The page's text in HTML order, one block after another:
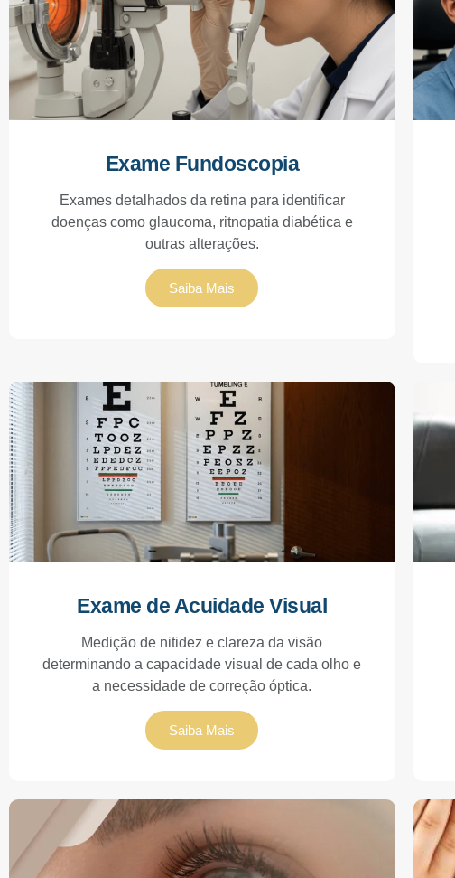
Exame Fundoscopia
Exames detalhados da retina para identificar
doenças como glaucoma, ritnopatia diabética e
outras alterações.
Saiba Mais
Exame de Acuidade Visual
Medição de nitidez e clareza da visão
determinando a capacidade visual de cada olho e
a necessidade de correção óptica.
Saiba Mais